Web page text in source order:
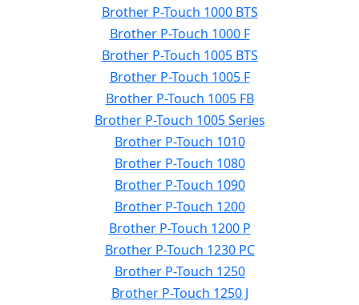
Brother P-Touch 1000 BTS
Brother P-Touch 1000 F
Brother P-Touch 1005 BTS
Brother P-Touch 1005 F
Brother P-Touch 1005 FB
Brother P-Touch 1005 Series
Brother P-Touch 1010
Brother P-Touch 1080
Brother P-Touch 1090
Brother P-Touch 1200
Brother P-Touch 1200 P
Brother P-Touch 1230 PC
Brother P-Touch 1250
Brother P-Touch 1250 J